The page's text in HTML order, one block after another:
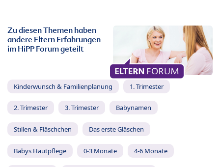
Zu diesen Themen haben
andere Eltern Erfahrungen
im HiPP Forum geteilt
Kinderwunsch & Familienplanung 1. Trimester
2. Trimester 3. Trimester Babynamen
Stillen & Fläschchen Das erste Gläschen
Babys Hautpflege 0-3 Monate 4-6 Monate